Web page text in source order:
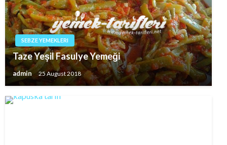
SEBZE YEMEKLERI
Taze Yeşil Fasulye Yemeği
admin 25 August 2018